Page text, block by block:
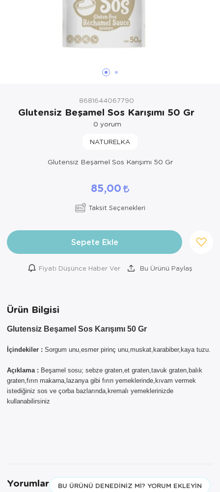
8681644067790
Glutensiz Beşamel Sos Karışımı 50 Gr
0 yorum
NATURELKA
Glutensiz Beşamel Sos Karışımı 50 Gr
85,00
Taksit Seçenekleri
Sepete Ekle
Fiyatı Düşünce Haber Ver Bu Ürünü Paylaş
Ürün Bilgisi
Glutensiz Beşamel Sos Karışımı 50 Gr
İçindekiler : Sorgum unu,esmer pirinç unu,muskat,karabiber,kaya tuzu.
Açıklama : Beşamel sosu; sebze graten,et graten,tavuk graten,balık
graten,fırın makarna,lazanya gibi fırın yemeklerinde,kıvam vermek
istediğiniz sos ve çorba bazlarında,kremalı yemeklerinizde
kullanabilirsiniz
Yorumlar BU ÜRÜNÜ DENEDINIZ MI? YORUM EKLEYIN
AYNI GÜN
TESLİMAT
ÜRÜNLERİ
Sepetinizde AYNI GÜN TESLİMAT
ürünü bulunduğu için AYNI GÜN